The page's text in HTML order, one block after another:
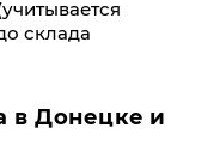
склада
в Донецкe и